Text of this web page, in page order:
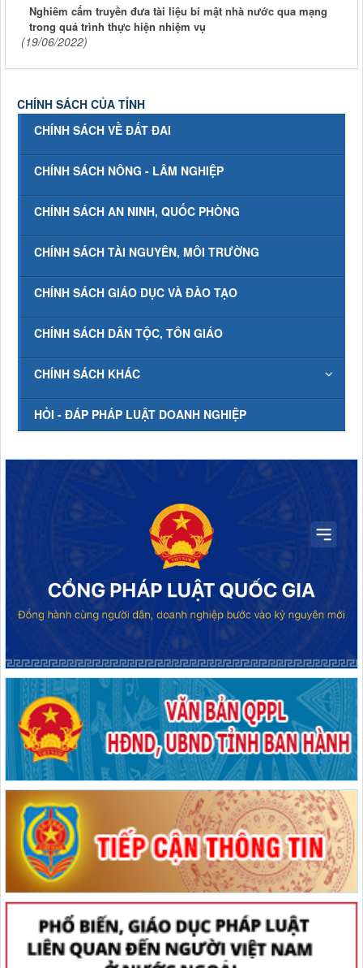
Nghiêm cấm truyền đưa tài liệu bí mật nhà nước qua mạng
trong quá trình thực hiện nhiệm vụ
(19/06/2022)
CHÍNH SÁCH CỦA TỈNH
CHÍNH SÁCH VỀ ĐẤT ĐAI
CHÍNH SÁCH NÔNG - LÂM NGHIỆP
CHÍNH SÁCH AN NINH, QUỐC PHÒNG
CHÍNH SÁCH TÀI NGUYÊN, MÔI TRƯỜNG
CHÍNH SÁCH GIÁO DỤC VÀ ĐÀO TẠO
CHÍNH SÁCH DÂN TỘC, TÔN GIÁO
CHÍNH SÁCH KHÁC
HỎI - ĐÁP PHÁP LUẬT DOANH NGHIỆP